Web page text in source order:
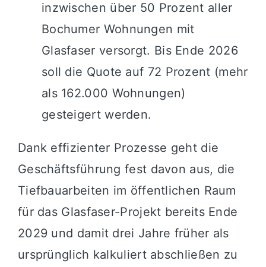
inzwischen über 50 Prozent aller
Bochumer Wohnungen mit
Glasfaser versorgt. Bis Ende 2026
soll die Quote auf 72 Prozent (mehr
als 162.000 Wohnungen)
gesteigert werden.
Dank effizienter Prozesse geht die
Geschäftsführung fest davon aus, die
Tiefbauarbeiten im öffentlichen Raum
für das Glasfaser-Projekt bereits Ende
2029 und damit drei Jahre früher als
ursprünglich kalkuliert abschließen zu